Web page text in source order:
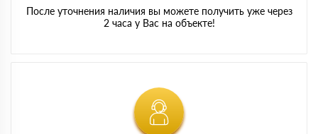
После уточнения наличия вы можете получить уже через
2 часа у Вас на объекте!